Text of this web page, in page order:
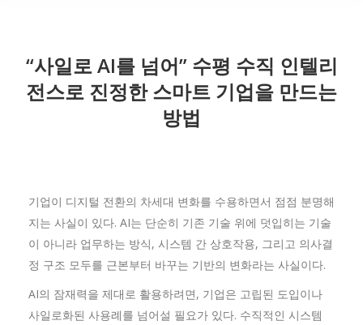
“사일로 AI를 넘어” 수평 수직 인텔리
전스로 진정한 스마트 기업을 만드는
방법
기업이 디지털 전환의 차세대 변화를 수용하면서 점점 분명해
지는 사실이 있다. AI는 단순히 기존 기술 위에 덧입히는 기술
이 아니라 업무하는 방식, 시스템 간 상호작용, 그리고 의사결
정 구조 모두를 근본부터 바꾸는 기반의 변화라는 사실이다.
AI의 잠재력을 제대로 활용하려면, 기업은 고립된 도입이나
사일로화된 사용례를 넘어설 필요가 있다. 수직적인 시스템